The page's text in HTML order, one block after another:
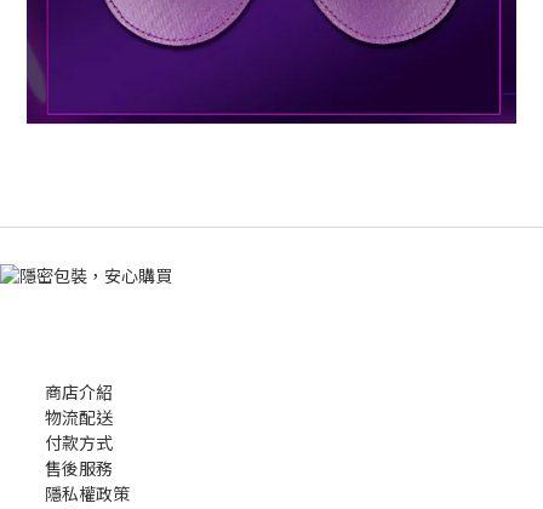
商店介紹
物流配送
付款方式
售後服務
隱私權政策